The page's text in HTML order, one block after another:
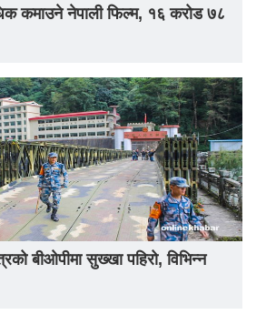
कमाउने नेपाली फिल्म, १६ करोड ७८
बीओपीमा सुख्खा पहिरो, विभिन्न